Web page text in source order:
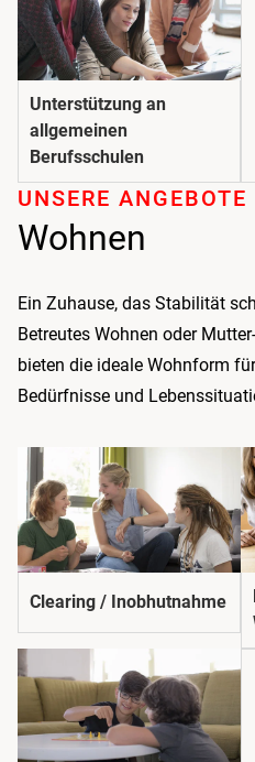
Unterstützung an
allgemeinen
Berufsschulen
Wohnen
UNSERE
Ein Zuhause, das Stabilität
Betreutes Wohnen oder
bieten die ideale Wohnform
Bedürfnisse und
Clearing / Inobhutnahme